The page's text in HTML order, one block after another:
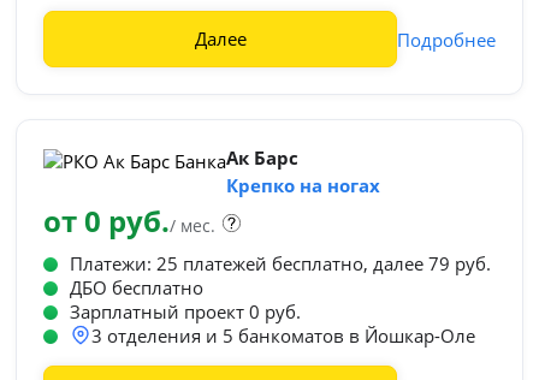
Далее Подробнее
Ак Барс
Крепко на ногах
от 0 руб./ мес.
Платежи: 25 платежей бесплатно, далее 79 руб.
ДБО бесплатно
Зарплатный проект 0 руб.
3 отделения и 5 банкоматов в Йошкар-Оле